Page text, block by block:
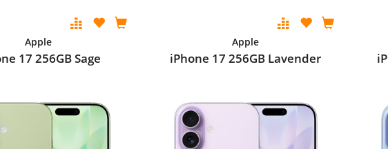
Apple
17 256GB Sage
Apple
iPhone 17 256GB Lavender